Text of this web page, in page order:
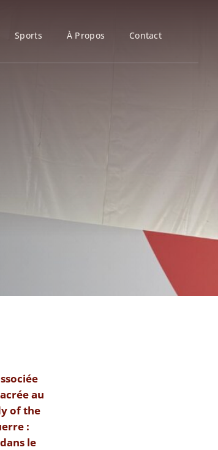
Sports À Propos Contact
au
of the
:
le